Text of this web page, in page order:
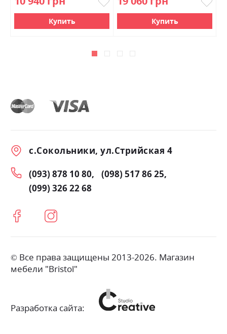
Купить Купить
с.Сокольники, ул.Стрийская 4
(093) 878 10 80
(098) 517 86 25
(099) 326 22 68
© Все права защищены 2013-2026. Магазин
мебели "Bristol"
Разработка сайта: